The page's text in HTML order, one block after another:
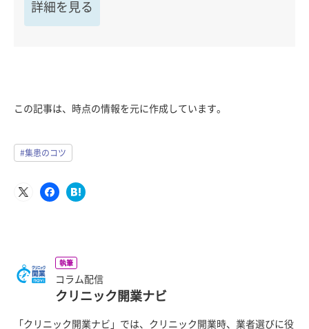
詳細を見る
この記事は、時点の情報を元に作成しています。
#集患のコツ
執筆
コラム配信
クリニック開業ナビ
「クリニック開業ナビ」では、クリニック開業時、業者選びに役